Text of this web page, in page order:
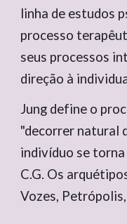
linha de estudos
processo
seus processos
direção à
Jung define o
"decorrer natural
indivíduo se
C.G. Os
Vozes,